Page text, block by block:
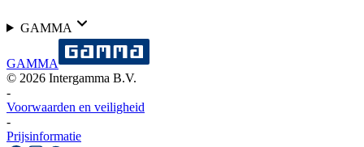
GAMMA
GAMMA
© 2026 Intergamma B.V.
-
Voorwaarden en veiligheid
-
Prijsinformatie